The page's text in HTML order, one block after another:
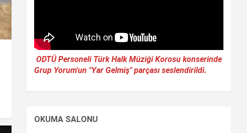
ODTÜ Personeli Türk Halk Müziği Korosu konserinde
Grup Yorum'un "Yar Gelmiş" parçası seslendirildi.
OKUMA SALONU